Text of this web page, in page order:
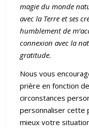
magie du monde
avec la Terre et ses
humblement de
connexion avec la
gratitude.
Nous vous
prière en fonction
circonstances
personnaliser cette
mieux votre